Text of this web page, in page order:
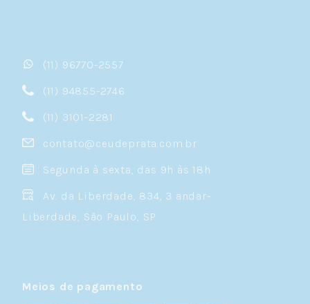
(11) 96770-2557
(11) 94855-2746
(11) 3101-2281
contato@ceudeprata.com.br
Segunda à sexta, das 9h às 18h
Av. da Liberdade, 834, 3 andar-
Liberdade, São Paulo, SP
Meios de pagamento